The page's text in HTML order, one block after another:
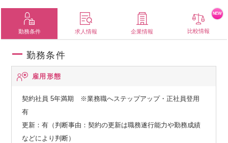
勤務条件 求人情報 企業情報 比較情報
NEW
勤務条件
雇用形態
契約社員 5年満期 ※業務職へステップアップ・正社員登用
有
更新：有（判断事由：契約の更新は職務遂行能力や勤務成績
などにより判断）